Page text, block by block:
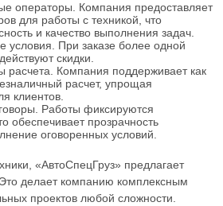
операторы. Компания предоставляет
для работы с техникой, что
и качество выполнения задач.
условия. При заказе более одной
скидки.
расчета. Компания поддерживает как
расчет, упрощая
клиентов.
Работы фиксируются
обеспечивает прозрачность
оговоренных условий.
«АвтоСпецГруз» предлагает
делает компанию комплексным
проектов любой сложности.